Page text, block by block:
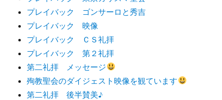
プレイバック ゴンサーロと秀吉
プレイバック 映像
プレイバック ＣＳ礼拝
プレイバック 第２礼拝
第二礼拝 メッセージ
殉教聖会のダイジェスト映像を観ています
第二礼拝 後半賛美♪